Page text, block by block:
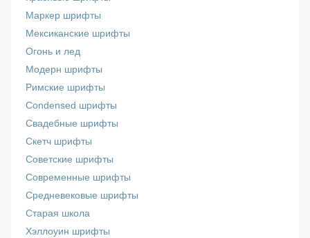
Маркер шрифты
Мексиканские шрифты
Огонь и лед
Модерн шрифты
Римские шрифты
Сondensed шрифты
Свадебные шрифты
Скетч шрифты
Советские шрифты
Современные шрифты
Средневековые шрифты
Старая школа
Хэллоуин шрифты